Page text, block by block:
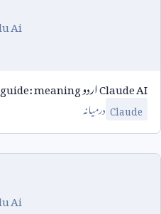
Ai
Claude AIاردوmeaning
Claude درمیانہ
Ai